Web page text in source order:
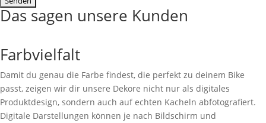
Das sagen unsere Kunden
Farbvielfalt
Damit du genau die Farbe findest, die perfekt zu deinem Bike
passt, zeigen wir dir unsere Dekore nicht nur als digitales
Produktdesign, sondern auch auf echten Kacheln abfotografiert.
Digitale Darstellungen können je nach Bildschirm und